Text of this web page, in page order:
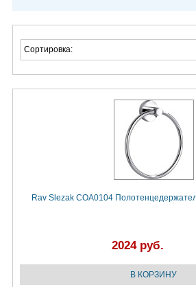
Сортировка:
Rav Slezak COA0104
2024 руб.